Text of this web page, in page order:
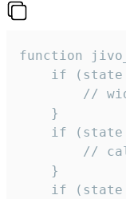
function
if
//
    }
if
//
    }
if